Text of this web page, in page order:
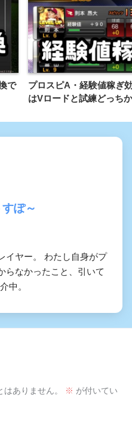
で
プロスピA・経験値稼ぎ
はVロードと試練どっち
ぽ～
イヤー。 わたし自身がプ
らなかったこと、引いて
中。
ありません。 ※ が付いてい